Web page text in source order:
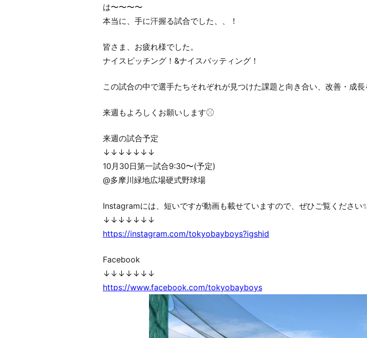
は〜〜〜〜
本当に、手に汗握る試合でした、、！
皆さま、お疲れ様でした。
ナイスピッチング！&ナイスバッティング！
この試合の中で選手たちそれぞれが見つけた課題と向き合い、改善・成長
来週もよろしくお願いします⚾︎
来週の試合予定
↓↓↓↓↓↓↓
10月30日第一試合9:30〜(予定)
@多摩川緑地広場硬式野球場
Instagramには、短いですが動画も載せていますので、ぜひご覧ください
↓↓↓↓↓↓↓
https://instagram.com/tokyobayboys?igshid
Facebook
↓↓↓↓↓↓↓
https://www.facebook.com/tokyobayboys